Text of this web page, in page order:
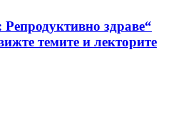
здраве“
темите и лекторите